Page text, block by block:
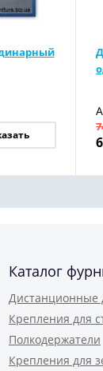
Каталог
Дистанционные
Крепления для
Полкодержатели
Крепления для